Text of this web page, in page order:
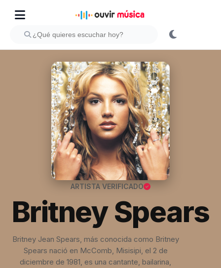
ARTISTA VERIFICADO
Britney Spears
Britney Jean Spears, más conocida como Britney
Spears nació en McComb, Misisipi, el 2 de
diciembre de 1981, es una cantante, bailarina,